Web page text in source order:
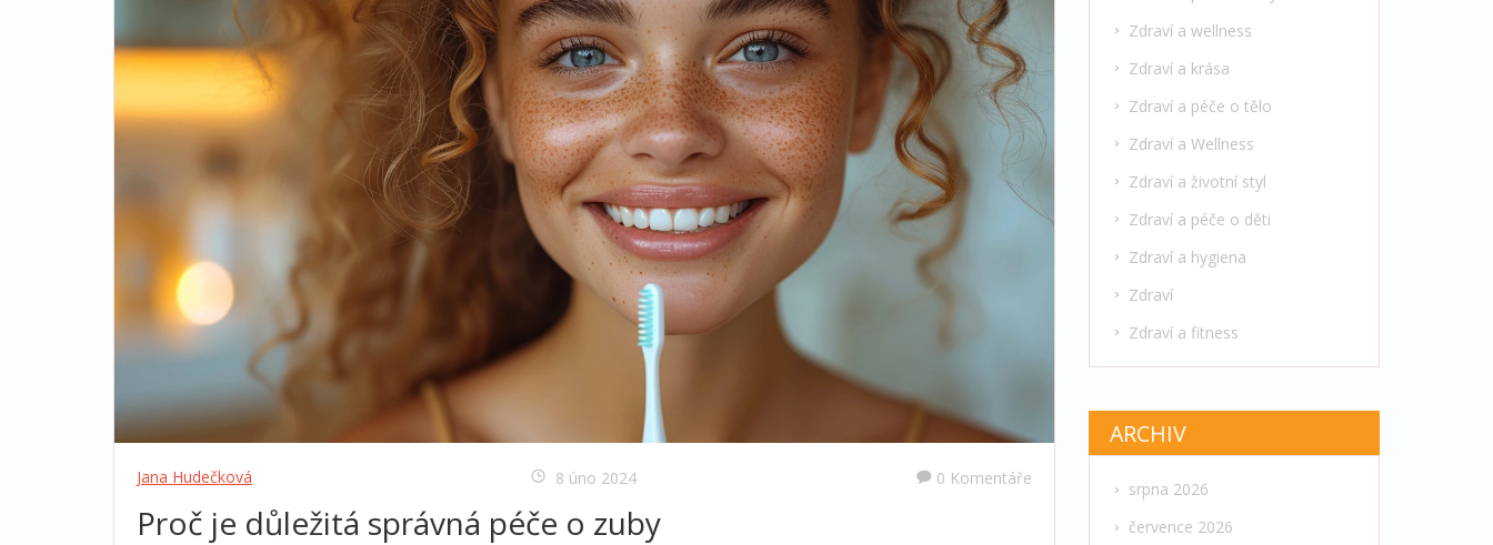
Jana Hudečková 8 úno 2024 0 Komentáře
Proč je důležitá správná péče o zuby
Zdraví a wellness
Zdraví a krása
Zdraví a péče o tělo
Zdraví a Wellness
Zdraví a životní styl
Zdraví a péče o děti
Zdraví a hygiena
Zdraví
Zdraví a fitness
ARCHIV
srpna 2026
července 2026